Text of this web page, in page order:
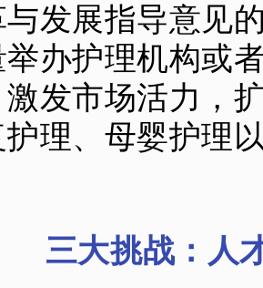
发展指导意见
办护理机构或
发市场活力，
理、母婴护理
三大挑战：人